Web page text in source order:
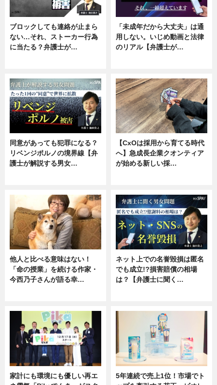
ブロックしても連絡が止まら
ない…それ、ストーカー行為
に当たる？弁護士が…
「未成年だから大丈夫」は通
用しない。いじめ動画と法律
のリアル【弁護士が…
同意があっても犯罪になる？
リベンジポルノの境界線【弁
護士が解説する男女…
【CxOは採用から育てる時代
へ】急成長企業クオンティア
が始める新しい採…
他人と比べる意味はない！
「命の授業」を続ける作家・
今西乃子さんが語る幸…
ネット上での名誉毀損は匿名
でも成立!?損害賠償の相場
は？【弁護士に聞く…
家計にも環境にも優しい再エ
5年連続で売上1位！市場でト